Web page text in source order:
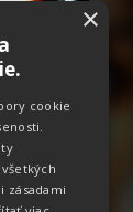
×
cookie
zásadami